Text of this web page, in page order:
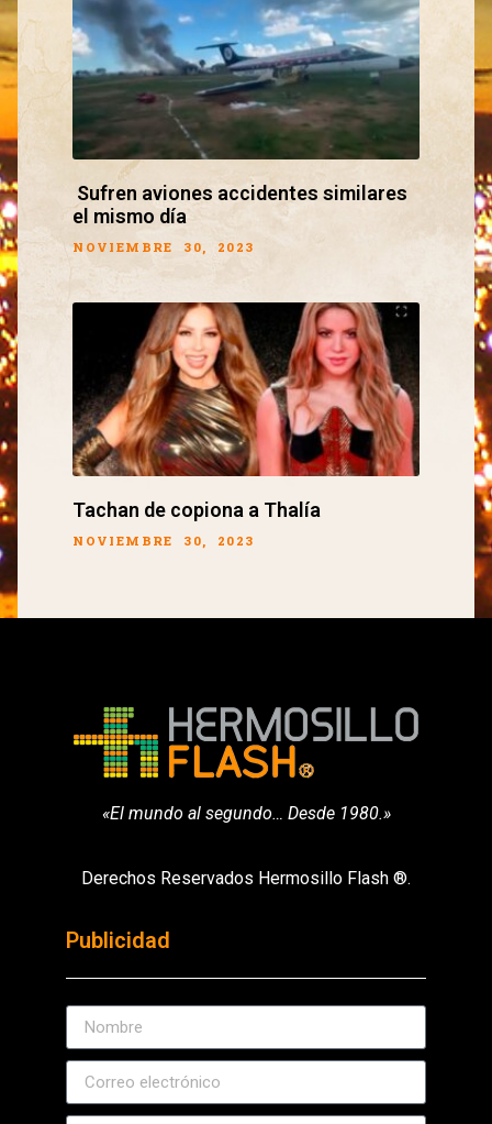
Sufren aviones accidentes similares
el mismo día
NOVIEMBRE 30, 2023
Tachan de copiona a Thalía
NOVIEMBRE 30, 2023
«El mundo al segundo… Desde 1980.»
Derechos Reservados Hermosillo Flash ®.
Publicidad